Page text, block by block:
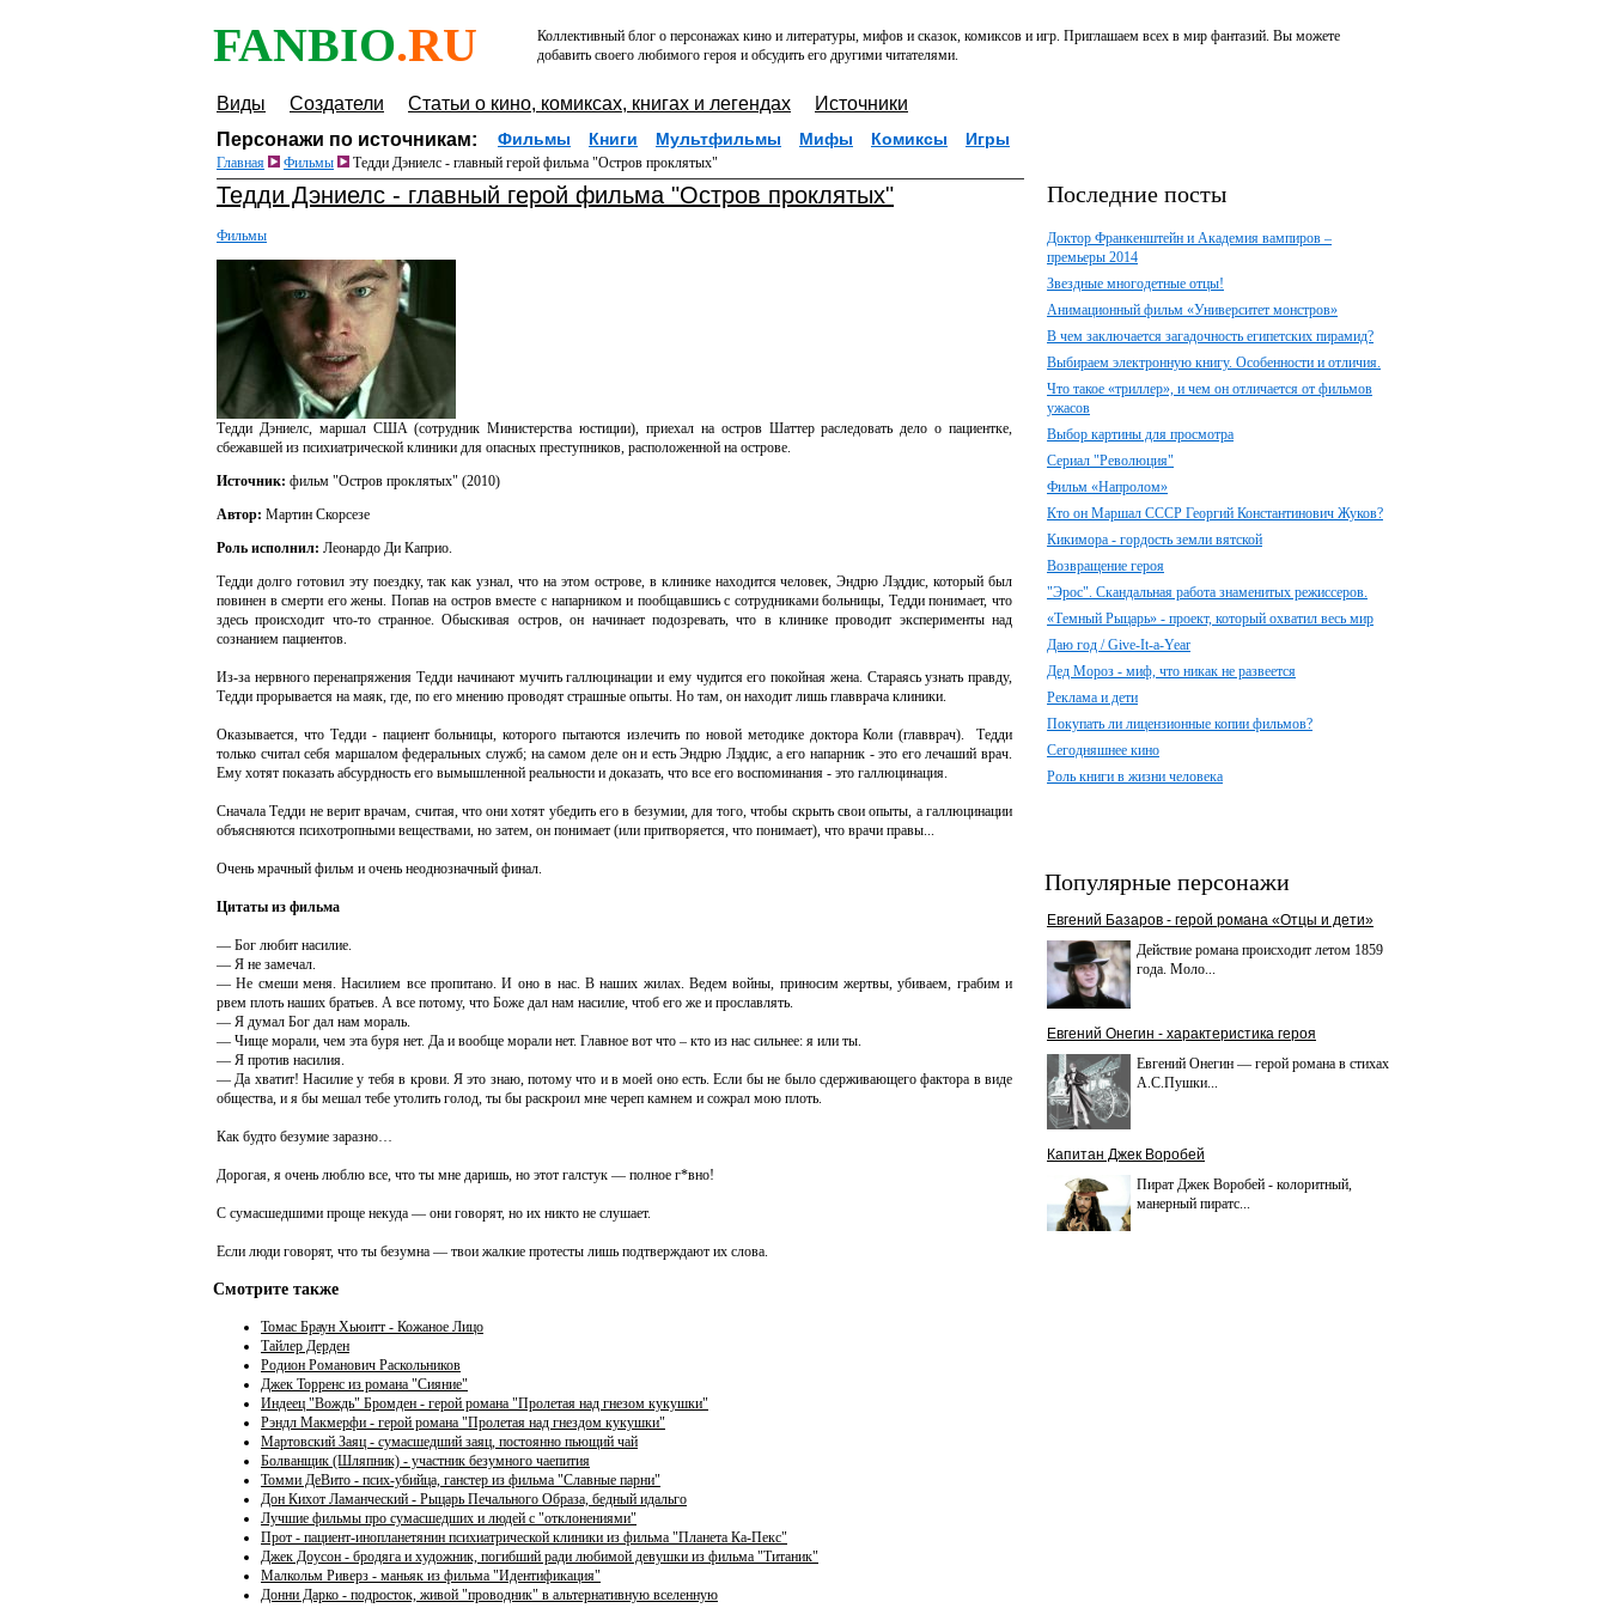
FANBIO.RU
Коллективный блог о персонажах кино и литературы, мифов и сказок, комиксов и игр. Приглашаем всех в мир фантазий. Вы можете
добавить своего любимого героя и обсудить его другими читателями.
Виды Создатели Статьи о кино, комиксах, книгах и легендах
Источники
Персонажи по источникам:
Фильмы Книги Мультфильмы Мифы Комиксы Игры
Главная Фильмы Тедди Дэниелс - главный герой фильма "Остров проклятых"
Тедди Дэниелс - главный герой фильма "Остров проклятых"
Фильмы
Тедди Дэниелс, маршал США (сотрудник Министерства юстиции), приехал на остров Шаттер раследовать дело о пациентке,
сбежавшей из психиатрической клиники для опасных преступников, расположенной на острове.
Источник: фильм "Остров проклятых" (2010)
Автор: Мартин Скорсезе
Роль исполнил: Леонардо Ди Каприо.
Тедди долго готовил эту поездку, так как узнал, что на этом острове, в клинике находится человек, Эндрю Лэддис, который был
повинен в смерти его жены. Попав на остров вместе с напарником и пообщавшись с сотрудниками больницы, Тедди понимает, что
здесь происходит что-то странное. Обыскивая остров, он начинает подозревать, что в клинике проводит эксперименты над
сознанием пациентов.
Из-за нервного перенапряжения Тедди начинают мучить галлюцинации и ему чудится его покойная жена. Стараясь узнать правду,
Тедди прорывается на маяк, где, по его мнению проводят страшные опыты. Но там, он находит лишь главврача клиники.
Оказывается, что Тедди - пациент больницы, которого пытаются излечить по новой методике доктора Коли (главврач). Тедди
только считал себя маршалом федеральных служб; на самом деле он и есть Эндрю Лэддис, а его напарник - это его лечаший врач.
Ему хотят показать абсурдность его вымышленной реальности и доказать, что все его воспоминания - это галлюцинация.
Сначала Тедди не верит врачам, считая, что они хотят убедить его в безумии, для того, чтобы скрыть свои опыты, а галлюцинации
объясняются психотропными веществами, но затем, он понимает (или притворяется, что понимает), что врачи правы...
Очень мрачный фильм и очень неоднозначный финал.
Цитаты из фильма
— Бог любит насилие.
— Я не замечал.
— Не смеши меня. Насилием все пропитано. И оно в нас. В наших жилах. Ведем войны, приносим жертвы, убиваем, грабим и
рвем плоть наших братьев. А все потому, что Боже дал нам насилие, чтоб его же и прославлять.
— Я думал Бог дал нам мораль.
— Чище морали, чем эта буря нет. Да и вообще морали нет. Главное вот что – кто из нас сильнее: я или ты.
— Я против насилия.
— Да хватит! Насилие у тебя в крови. Я это знаю, потому что и в моей оно есть. Если бы не было сдерживающего фактора в виде
общества, и я бы мешал тебе утолить голод, ты бы раскроил мне череп камнем и сожрал мою плоть.
Как будто безумие заразно…
Дорогая, я очень люблю все, что ты мне даришь, но этот галстук — полное г*вно!
С сумасшедшими проще некуда — они говорят, но их никто не слушает.
Если люди говорят, что ты безумна — твои жалкие протесты лишь подтверждают их слова.
Смотрите также
Томас Браун Хьюитт - Кожаное Лицо
Тайлер Дерден
Родион Романович Раскольников
Джек Торренс из романа "Сияние"
Индеец "Вождь" Бромден - герой романа "Пролетая над гнезом кукушки"
Рэндл Макмерфи - герой романа "Пролетая над гнездом кукушки"
Мартовский Заяц - сумасшедший заяц, постоянно пьющий чай
Болванщик (Шляпник) - участник безумного чаепития
Томми ДеВито - псих-убийца, ганстер из фильма "Славные парни"
Дон Кихот Ламанческий - Рыцарь Печального Образа, бедный идальго
Лучшие фильмы про сумасшедших и людей с "отклонениями"
Прот - пациент-инопланетянин психиатрической клиники из фильма "Планета Ка-Пекс"
Джек Доусон - бродяга и художник, погибший ради любимой девушки из фильма "Титаник"
Малкольм Риверз - маньяк из фильма "Идентификация"
Донни Дарко - подросток, живой "проводник" в альтернативную вселенную
Последние посты
Доктор Франкенштейн и Академия вампиров –
премьеры 2014
Звездные многодетные отцы!
Анимационный фильм «Университет монстров»
В чем заключается загадочность египетских пирамид?
Выбираем электронную книгу. Особенности и отличия.
Что такое «триллер», и чем он отличается от фильмов
ужасов
Выбор картины для просмотра
Сериал "Революция"
Фильм «Напролом»
Кто он Маршал СССР Георгий Константинович Жуков?
Кикимора - гордость земли вятской
Возвращение героя
"Эрос". Скандальная работа знаменитых режиссеров.
«Темный Рыцарь» - проект, который охватил весь мир
Даю год / Give-It-a-Year
Дед Мороз - миф, что никак не развеется
Реклама и дети
Покупать ли лицензионные копии фильмов?
Сегодняшнее кино
Роль книги в жизни человека
Популярные персонажи
Евгений Базаров - герой романа «Отцы и дети»
Действие романа происходит летом 1859
года. Моло...
Евгений Онегин - характеристика героя
Евгений Онегин — герой романа в стихах
А.С.Пушки...
Капитан Джек Воробей
Пират Джек Воробей - колоритный,
манерный пиратс...